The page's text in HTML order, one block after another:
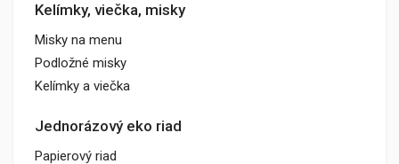
Kelímky, viečka, misky
Misky na menu
Podložné misky
Kelímky a viečka
Jednorázový eko riad
Papierový riad